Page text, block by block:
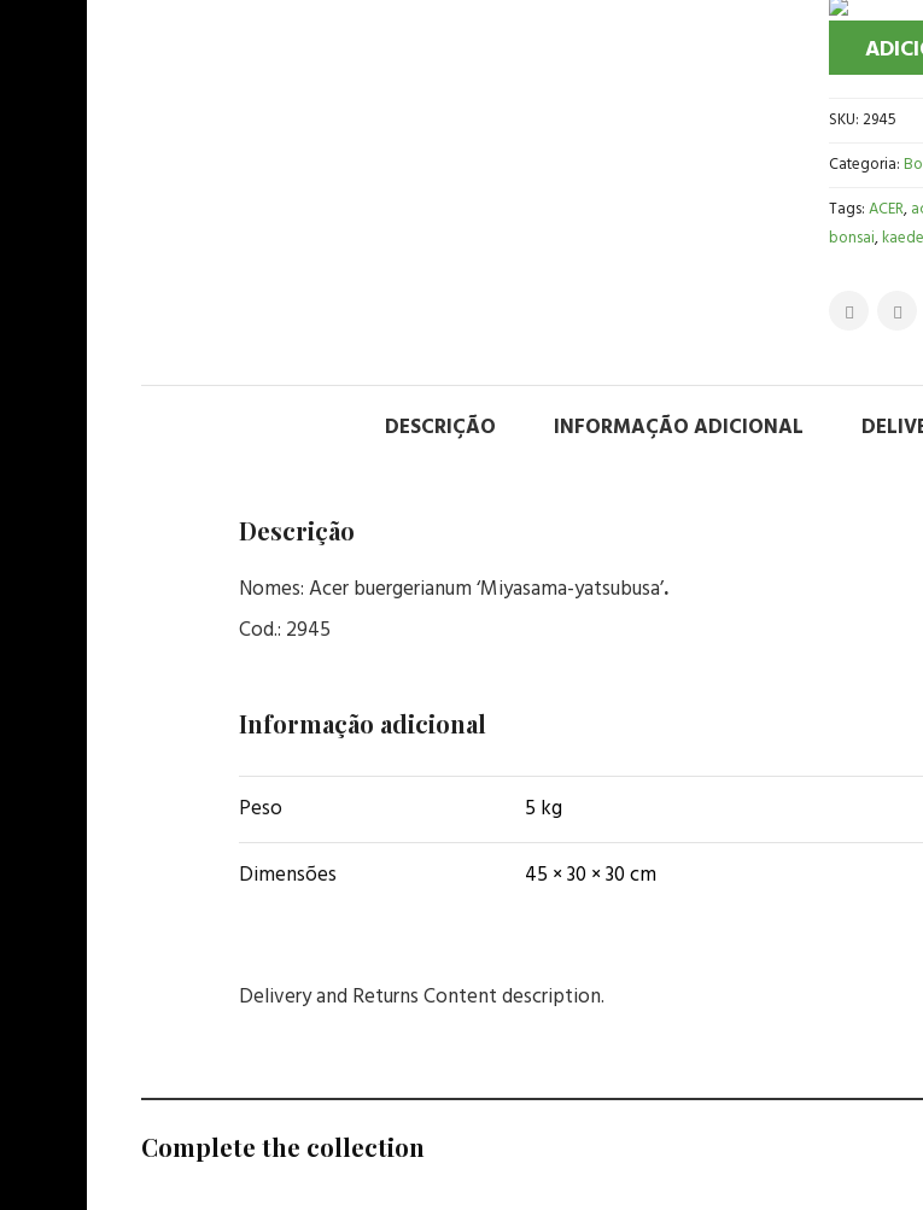
SKU:2945
Categoria:
Tags:ACER,
bonsai,kaede
DESCRIÇÃO INFORMAÇÃO ADICIONAL
Descrição
Nomes: Acer buergerianum ‘Miyasama-yatsubusa’.
Cod.: 2945
Informação adicional
Peso 5 kg
Dimensões 45 × 30 × 30 cm
Delivery and Returns Content description.
Complete the collection